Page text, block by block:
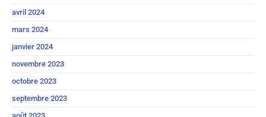
avril 2024
mars 2024
janvier 2024
novembre 2023
octobre 2023
septembre 2023